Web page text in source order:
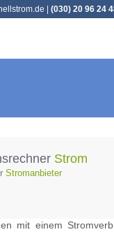
| (030) 20 96 24
Strom
Stromanbieter
mit einem